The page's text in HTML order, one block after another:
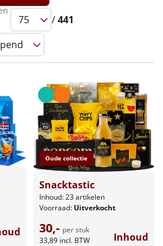
/441
Oude collectie
Snacktastic
Inhoud: 23 artikelen
Voorraad: Uitverkocht
30,- per stuk
33,89 incl. BTW Inhoud